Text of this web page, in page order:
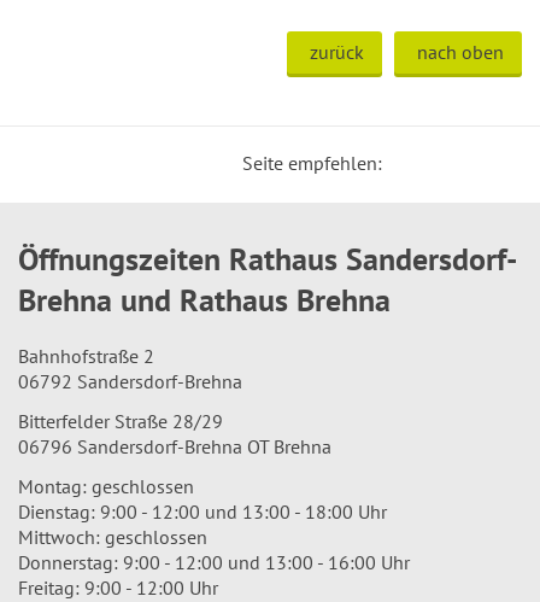
zurück nach oben
Seite empfehlen:
Öffnungszeiten Rathaus Sandersdorf-
Brehna und Rathaus Brehna
Bahnhofstraße 2
06792 Sandersdorf-Brehna
Bitterfelder Straße 28/29
06796 Sandersdorf-Brehna OT Brehna
Montag: geschlossen
Dienstag: 9:00 - 12:00 und 13:00 - 18:00 Uhr
Mittwoch: geschlossen
Donnerstag: 9:00 - 12:00 und 13:00 - 16:00 Uhr
Freitag: 9:00 - 12:00 Uhr